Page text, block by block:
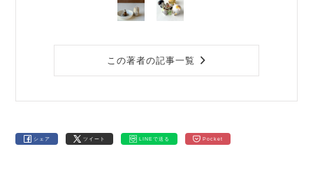
この著者の記事一覧
シェア ツイート LINEで送る Pocket